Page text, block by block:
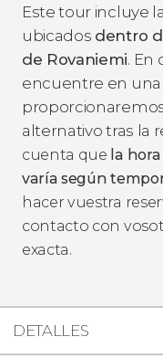
Este tour incluye
ubicados dentro
de Rovaniemi. En
encuentre en una
alternativo tras la
cuenta que la
varía según
hacer vuestra
contacto con
exacta.
DETALLES